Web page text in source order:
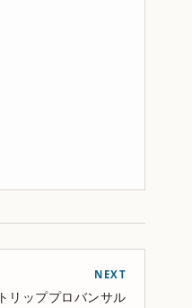
NEXT
トリッププロバンサル